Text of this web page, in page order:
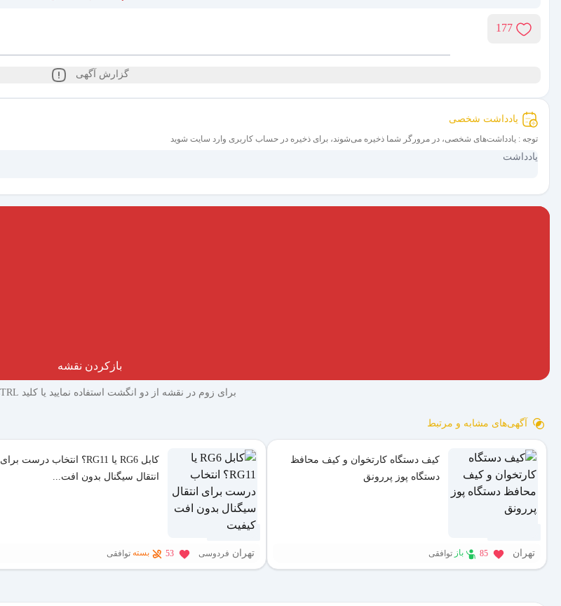
گزارش آگهی
یادداشت شخصی
توجه : یادداشت‌های شخصی، در مرورگر شما ذخیره می‌شوند، برای ذخیره در حساب کاربری وارد سایت شوید
بازکردن نقشه
برای زوم در نقشه از دو انگشت استفاده نمایید یا کلید CTRL را نگه دارید
آگهی‌های مشابه و مرتبط
کیف دستگاه کارتخوان و کیف محافظ
دستگاه پوز پررونق
تهران 85 باز توافقی
1 هفته پیش
کابل RG6 یا RG11؟ انتخاب درست برای
انتقال سیگنال بدون افت...
تهران فردوسی 53 بسته توافقی